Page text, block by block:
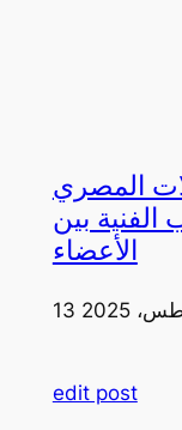
المصري
بين
الأعضاء
2025
edit post